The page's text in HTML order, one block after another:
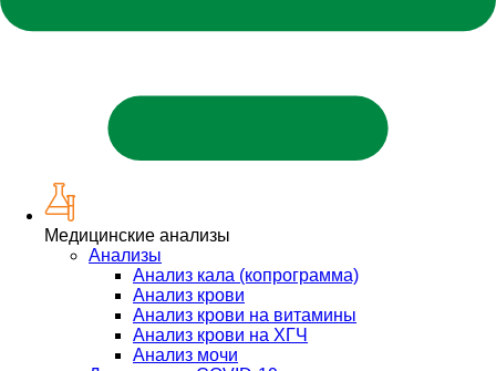
Медицинские анализы
Анализы
Анализ кала (копрограмма)
Анализ крови
Анализ крови на витамины
Анализ крови на ХГЧ
Анализ мочи